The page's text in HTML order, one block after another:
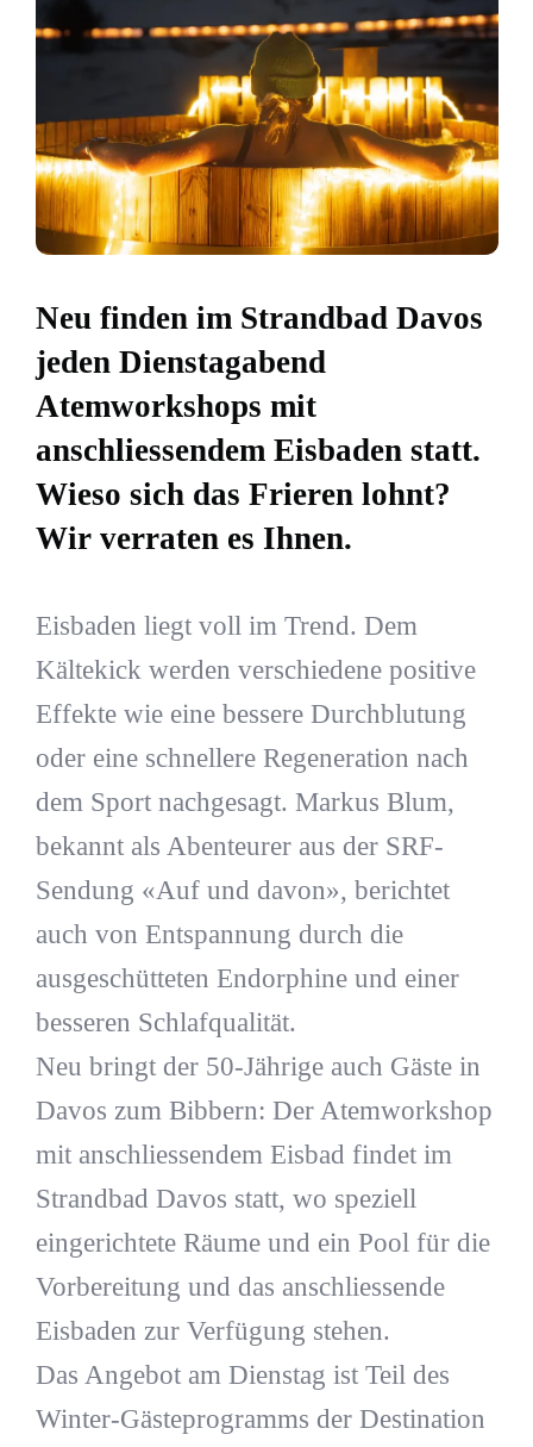
Neu finden im Strandbad Davos
jeden Dienstagabend
Atemworkshops mit
anschliessendem Eisbaden statt.
Wieso sich das Frieren lohnt?
Wir verraten es Ihnen.
Eisbaden liegt voll im Trend. Dem
Kältekick werden verschiedene positive
Effekte wie eine bessere Durchblutung
oder eine schnellere Regeneration nach
dem Sport nachgesagt. Markus Blum,
bekannt als Abenteurer aus der SRF-
Sendung «Auf und davon», berichtet
auch von Entspannung durch die
ausgeschütteten Endorphine und einer
besseren Schlafqualität.
Neu bringt der 50-Jährige auch Gäste in
Davos zum Bibbern: Der Atemworkshop
mit anschliessendem Eisbad findet im
Strandbad Davos statt, wo speziell
eingerichtete Räume und ein Pool für die
Vorbereitung und das anschliessende
Eisbaden zur Verfügung stehen.
Das Angebot am Dienstag ist Teil des
Winter-Gästeprogramms der Destination